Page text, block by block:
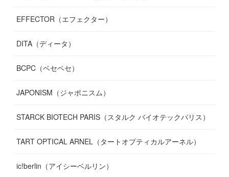
EFFECTOR（エフェクター）
DITA（ディータ）
BCPC（ベセペセ）
JAPONISM（ジャポニスム）
STARCK BIOTECH PARIS（スタルク バイオテックパリス）
TART OPTICAL ARNEL（タートオプティカルアーネル）
ic!berlin（アイシーベルリン）